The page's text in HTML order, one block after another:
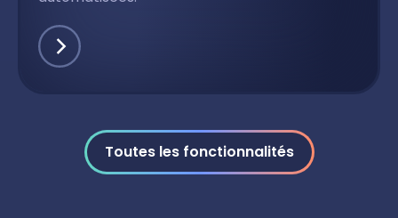
Toutes les fonctionnalités